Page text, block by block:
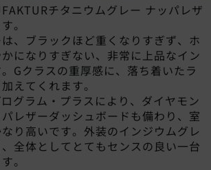
チタニウムグレー ナッパレザ
。
、ブラックほど重くなりすぎず、ホ
になりすぎない、非常に上品なイン
Gクラスの重厚感に、落ち着いたラ
えてくれます。
グラム・プラスにより、ダイヤモン
レザーダッシュボードも備わり、室
り高いです。外装のインジウムグレ
全体としてとてもセンスの良い一台
。